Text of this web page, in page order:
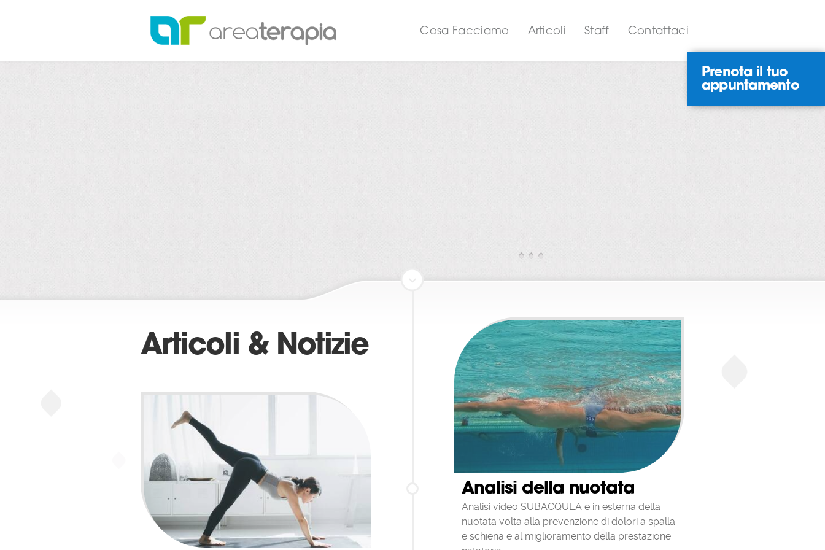
Prenota il tuo
appuntamento
NORMATIVA COOKIES
In che modo Areaterapia utilizza i cookie: Un cookie è un breve testo inviato al tuo browser
essere in grado di offrirti previsioni meteo locali o notizie sul traffico locale. I cookie possono
personalizzabili delle pagine web. La perdita delle informazioni memorizzate in un cookie
delle preferenze potrebbe rendere meno funzionale l'esperienza sul sito web ma non
dovrebbe comprometterne il funzionamento.
fraudolento delle credenziali di accesso e proteggere i dati degli utenti da soggetti non
autorizzati. La combinazione di questi due cookie permette di bloccare molti tipi di attacchi,
ad esempio i tentativi di rubare i contenuti dei moduli che completi sulle pagine web.
Processi: I cookie dei processi contribuiscono al funzionamento dei siti web e all'offerta dei
servizi che i visitatori si aspettano di trovarvi, ad esempio la possibilità di navigare tra le
pagine o di accedere ad aree protette del sito. Senza questi cookie, il sito non può funzionare
Stato della sessione: I siti web spesso raccolgono informazioni sul modo in cui gli utenti
interagiscono con essi. Ciò può includere le pagine visitate più spesso dagli utenti e
l'eventualità che gli utenti ricevano messaggi di errore da determinate pagine. Utilizziamo
questi “cookie relativi allo stato della sessione” per migliorare i nostri servizi e l'esperienza di
navigazione dei nostri utenti. Il blocco o l'eliminazione di questi cookie non renderà
Analytics: Google Analytics è uno strumento di analisi di Google che aiuta i proprietari di siti
web e app a capire come i visitatori interagiscono con i contenuti di loro proprietà. Si può
utilizzare un set di cookie per raccogliere informazioni e generare statistiche di utilizzo del
sito web senza identificazione personale dei singoli visitatori da parte di Google.
Gestione dei cookie nel browser:
Alcune persone preferiscono non abilitare i cookie e per questo motivo quasi tutti i browser
offrono la possibilità di gestirli in modo da rispettare le preferenze degli utenti.In alcuni
browser è possibile impostare regole per gestire i cookie sito per sito, opzione che ti offre un
ACCETTA E PROSEGUI CON LA NAVIGAZIONE Contattaci
Staff
Articoli
Cosa Facciamo
Analisi della nuotata
Analisi video SUBACQUEA e in esterna della
nuotata volta alla prevenzione di dolori a spalla
e schiena e al miglioramento della prestazione
Articoli & Notizie